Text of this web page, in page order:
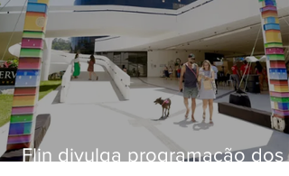
Flin divulga programação dos